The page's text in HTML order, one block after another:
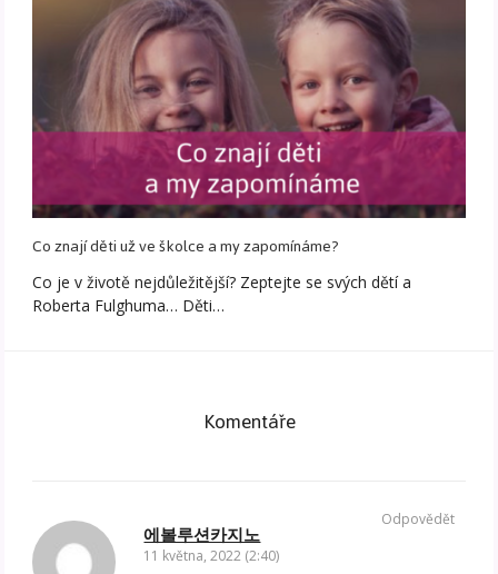
Co znají děti už ve školce a my zapomínáme?
Co je v životě nejdůležitější? Zeptejte se svých dětí a
Roberta Fulghuma… Děti…
Komentáře
에볼루션카지노
11 května, 2022 (2:40)
Odpovědět